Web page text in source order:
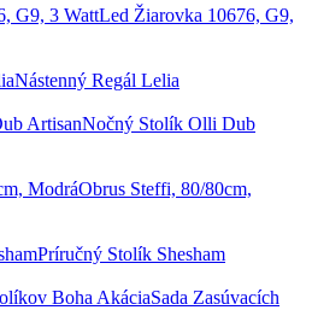
Led Žiarovka 10676, G9,
Nástenný Regál Lelia
Nočný Stolík Olli Dub
Obrus Steffi, 80/80cm,
Príručný Stolík Shesham
Sada Zasúvacích